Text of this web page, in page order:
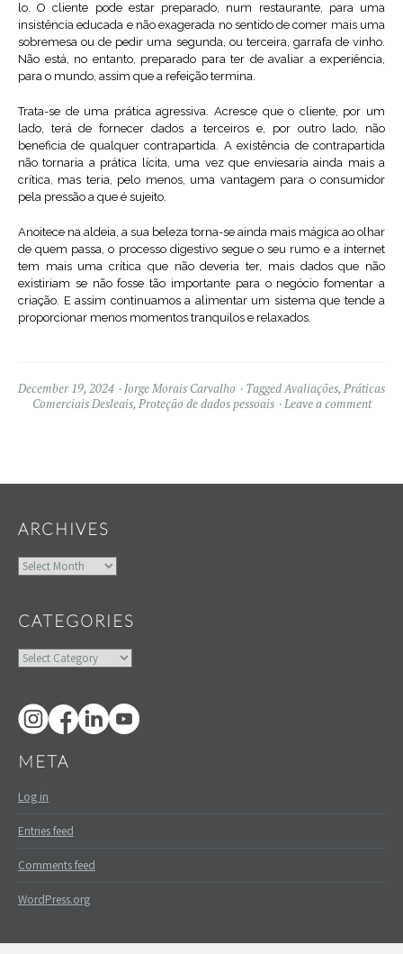
lo. O cliente pode estar preparado, num restaurante, para uma
insistência educada e não exagerada no sentido de comer mais uma
sobremesa ou de pedir uma segunda, ou terceira, garrafa de vinho.
Não está, no entanto, preparado para ter de avaliar a experiência,
para o mundo, assim que a refeição termina.
Trata-se de uma prática agressiva. Acresce que o cliente, por um
lado, terá de fornecer dados a terceiros e, por outro lado, não
beneficia de qualquer contrapartida. A existência de contrapartida
não tornaria a prática lícita, uma vez que enviesaria ainda mais a
crítica, mas teria, pelo menos, uma vantagem para o consumidor
pela pressão a que é sujeito.
Anoitece na aldeia, a sua beleza torna-se ainda mais mágica ao olhar
de quem passa, o processo digestivo segue o seu rumo e a internet
tem mais uma crítica que não deveria ter, mais dados que não
existiriam se não fosse tão importante para o negócio fomentar a
criação. E assim continuamos a alimentar um sistema que tende a
proporcionar menos momentos tranquilos e relaxados.
December 19, 2024 Jorge Morais Carvalho TaggedAvaliações, Práticas
Comerciais Desleais, Proteção de dados pessoais Leave a comment
ARCHIVES
Archives
CATEGORIES
Categories
META
Log in
Entries feed
Comments feed
WordPress.org